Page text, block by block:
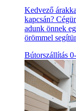
Kedvező
kapcsán?
adunk önnek
örömmel
Bútorszállítás